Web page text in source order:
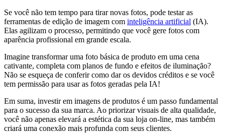
Se você não tem tempo para tirar novas fotos, pode testar as
ferramentas de edição de imagem com inteligência artificial (IA).
Elas agilizam o processo, permitindo que você gere fotos com
aparência profissional em grande escala.
Imagine transformar uma foto básica de produto em uma cena
cativante, completa com planos de fundo e efeitos de iluminação?
Não se esqueça de conferir como dar os devidos créditos e se você
tem permissão para usar as fotos geradas pela IA!
Em suma, investir em imagens de produtos é um passo fundamental
para o sucesso da sua marca. Ao priorizar visuais de alta qualidade,
você não apenas elevará a estética da sua loja on-line, mas também
criará uma conexão mais profunda com seus clientes.